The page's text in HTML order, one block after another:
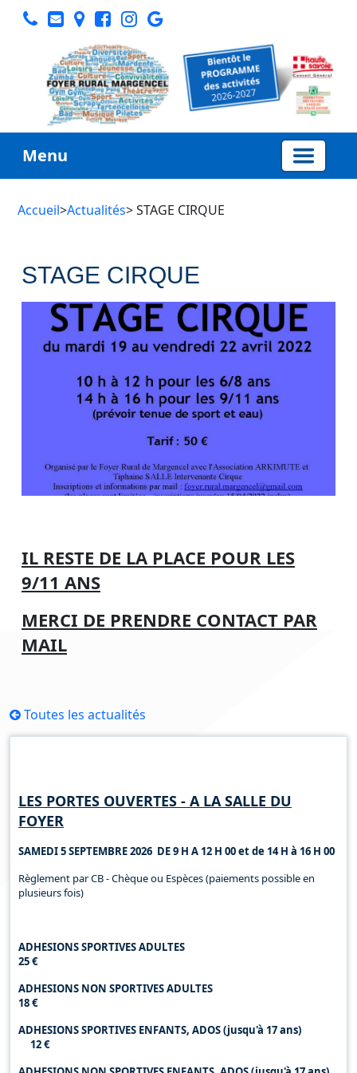
Menu
Accueil>Actualités> STAGE CIRQUE
STAGE CIRQUE
IL RESTE DE LA PLACE POUR LES
9/11 ANS
MERCI DE PRENDRE CONTACT PAR
MAIL
Toutes les actualités
LES PORTES OUVERTES - A LA SALLE DU
FOYER
SAMEDI 5 SEPTEMBRE 2026 DE 9 H A 12 H 00 et de 14 H à 16 H 00
Règlement par CB - Chèque ou Espèces (paiements possible en
plusieurs fois)
ADHESIONS SPORTIVES ADULTES
25 €
ADHESIONS NON SPORTIVES ADULTES
18 €
ADHESIONS SPORTIVES ENFANTS, ADOS (jusqu'à 17 ans)
12 €